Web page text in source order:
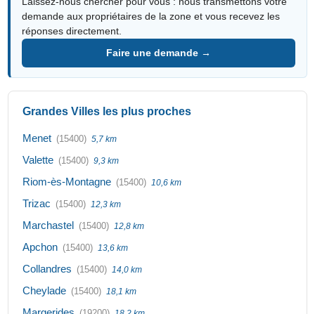
demande aux propriétaires de la zone et vous recevez les
réponses directement.
Faire une demande →
Grandes Villes les plus proches
Menet (15400) 5,7 km
Valette (15400) 9,3 km
Riom-ès-Montagne (15400) 10,6 km
Trizac (15400) 12,3 km
Marchastel (15400) 12,8 km
Apchon (15400) 13,6 km
Collandres (15400) 14,0 km
Cheylade (15400) 18,1 km